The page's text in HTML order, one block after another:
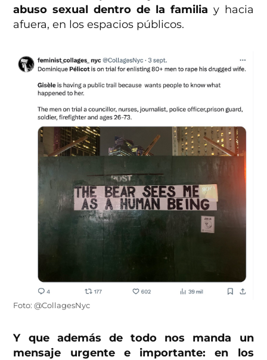
abuso sexual dentro de la familia y hacia
afuera, en los espacios públicos.
Foto: @CollagesNyc
Y que además de todo nos manda un
mensaje urgente e importante: en los